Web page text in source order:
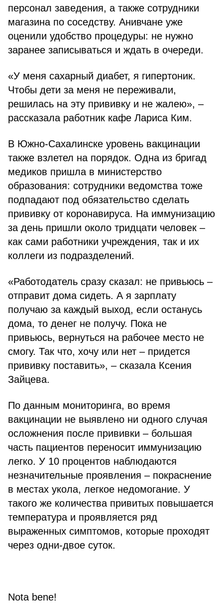
персонал заведения, а также сотрудники
магазина по соседству. Анивчане уже
оценили удобство процедуры: не нужно
заранее записываться и ждать в очереди.
«У меня сахарный диабет, я гипертоник.
Чтобы дети за меня не переживали,
решилась на эту прививку и не жалею», –
рассказала работник кафе Лариса Ким.
В Южно-Сахалинске уровень вакцинации
также взлетел на порядок. Одна из бригад
медиков пришла в министерство
образования: сотрудники ведомства тоже
подпадают под обязательство сделать
прививку от коронавируса. На иммунизацию
за день пришли около тридцати человек –
как сами работники учреждения, так и их
коллеги из подразделений.
«Работодатель сразу сказал: не привьюсь –
отправит дома сидеть. А я зарплату
получаю за каждый выход, если останусь
дома, то денег не получу. Пока не
привьюсь, вернуться на рабочее место не
смогу. Так что, хочу или нет – придется
прививку поставить», – сказала Ксения
Зайцева.
По данным мониторинга, во время
вакцинации не выявлено ни одного случая
осложнения после прививки – большая
часть пациентов переносит иммунизацию
легко. У 10 процентов наблюдаются
незначительные проявления – покраснение
в местах укола, легкое недомогание. У
такого же количества привитых повышается
температура и проявляется ряд
выраженных симптомов, которые проходят
через одни-двое суток.
Nota bene!